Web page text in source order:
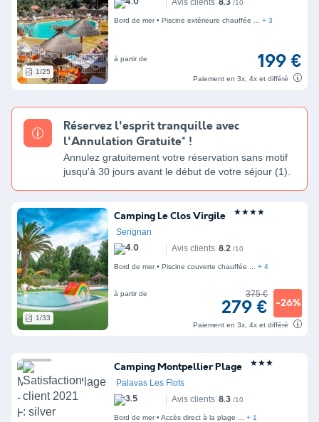
1/25
Avis clients 8.3 /10
Bord de mer Piscine extérieure chauffée + 3
à partir de 199 €
Paiement en 3x, 4x et différé
1/33
Camping Le Clos Virgile
★★★★
Serignan
Avis clients 8.2 /10
Bord de mer Piscine couverte chauffée + 4
à partir de 375 €
279 € -26%
Paiement en 3x, 4x et différé
Camping Montpellier Plage
★★★
Palavas Les Flots
Avis clients 8.3 /10
Bord de mer Accès direct à la plage + 1
Réservez l'esprit tranquille avec
l'Annulation Gratuite* !
Annulez gratuitement votre réservation sans motif
jusqu'à 30 jours avant le début de votre séjour (1).